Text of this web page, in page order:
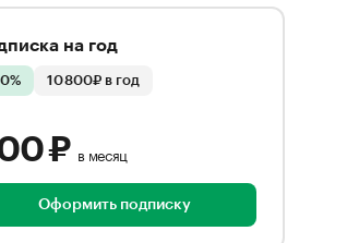
на год
10 800₽ в год
₽ в месяц
Оформить подписку